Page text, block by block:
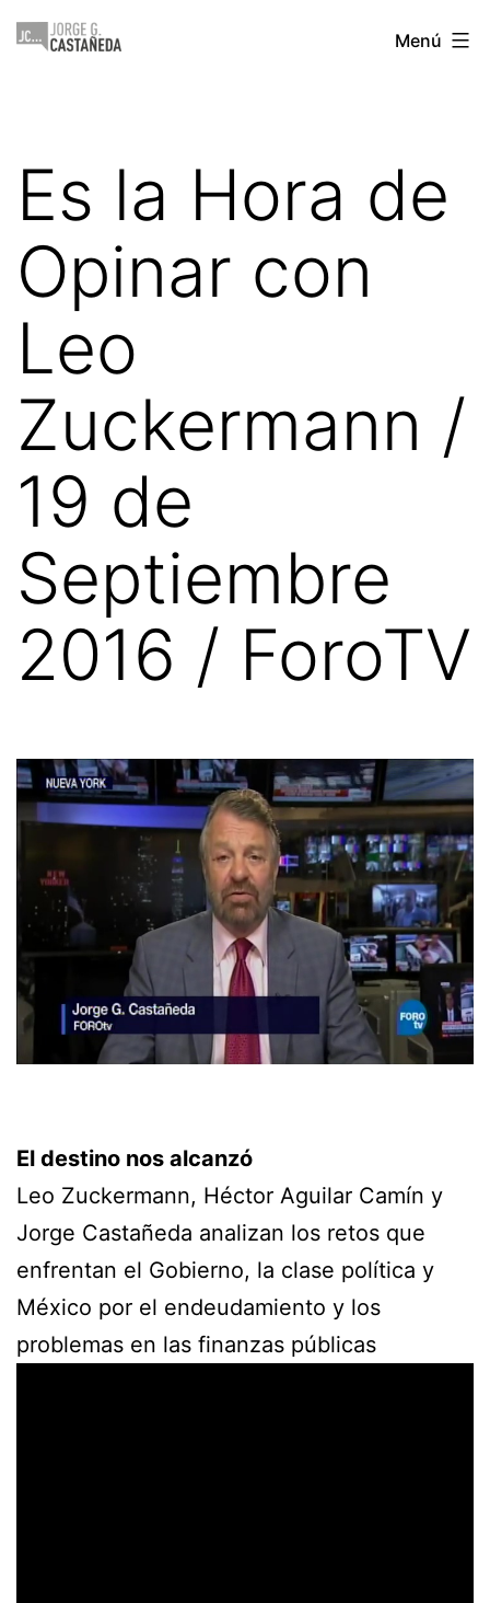
Saltar
Jorge
Menú
Es la Hora de
Opinar con
Leo
Zuckermann /
19 de
Septiembre
2016 / ForoTV
El destino nos alcanzó
Leo Zuckermann, Héctor Aguilar Camín y
Jorge Castañeda analizan los retos que
enfrentan el Gobierno, la clase política y
México por el endeudamiento y los
problemas en las finanzas públicas